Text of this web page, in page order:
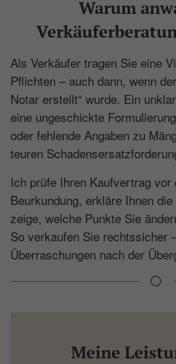
Warum
Als Verkäufer tragen Sie eine
Pflichten – auch dann, wenn
Notar erstellt“ wurde. Ein
eine ungeschickte
oder fehlende Angaben zu
teuren
Ich prüfe Ihren Kaufvertrag vor
Beurkundung, erkläre Ihnen
zeige, welche Punkte Sie
So verkaufen Sie rechtssicher
Überraschungen nach der
Meine